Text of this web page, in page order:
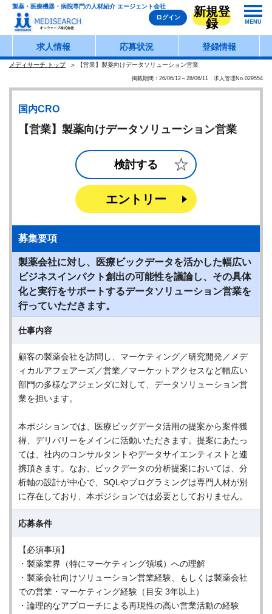
製薬・医療機器・病院専門の人材紹介 エージェント会社
ログイン
新規登
録
MENU
求人情報 応募状況 登録情報
メディサーチ トップ 【営業】製薬向けデータソリューション営業
掲載期間：26/06/12～28/06/11 求人管理No.029554
国内CRO
【営業】製薬向けデータソリューション営業
検討する
エントリー
募集要項
製薬会社に対し、医療ビックデータを活かした幅広い
ビジネスインパクト創出の可能性を議論し、その具体
化と実行をサポートするデータソリューション営業を
行っていただきます。
仕事内容
顧客の製薬会社を訪問し、マーケティング／研究開発／メデ
ィカルアフェアーズ／営業／マーケットアクセスなど幅広い
部門の多様なアジェンダに対して、データソリューション営
業を担います。
本ポジションでは、医療ビッグデータ活用の提案から案件獲
得、デリバリーをメインに活動いただきます。提案にあたっ
ては、社内のコンサルタントやデータサイエンティストと連
携頂きます。なお、ビックデータの分析提案においては、分
析軸の設計が中心で、SQLやプログラミングは専門人材が別
に存在しており、本ポジションでは必要としておりません。
応募条件
【必須事項】
・製薬業界（特にマーケティング領域）への理解
・製薬会社向けソリューション営業経験、もしくは製薬会社
での営業・マーケティング経験（目安 3年以上）
・論理的なアプローチによる再現性の高い営業活動の経験